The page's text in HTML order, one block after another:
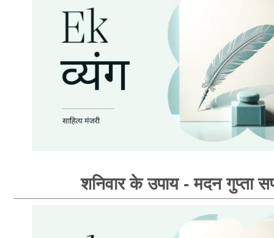
शनिवार के उपाय - मदन गुप्ता